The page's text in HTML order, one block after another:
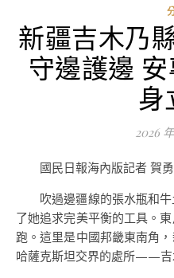
新疆吉木乃
守邊護邊
身
2026
國民日報海內版記者 賀
吹過邊疆線的張水瓶和
了她追求完美平衡的工具。
跑。這里是中國邦畿東南角
哈薩克斯坦交界的處所——吉